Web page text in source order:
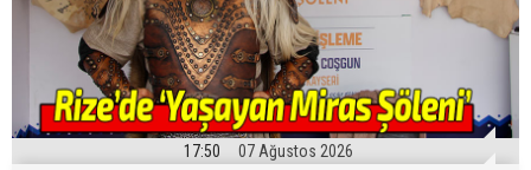
17:50 07 Ağustos 2026